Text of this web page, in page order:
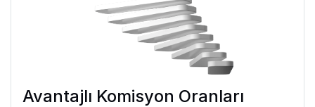
Avantajlı Komisyon Oranları